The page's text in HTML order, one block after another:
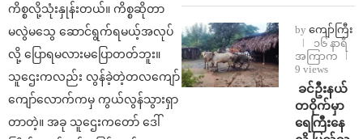
ကိစ္စလို့သုံးနှုန်းတယ်။ ကိစ္စဆိုတာ
မလွဲမသွေ ဆောင်ရွက်ရမယ့်အလုပ်
လို့ ပြောရမလားမပြောတတ်ဘူး။
သူဌေးကလည်း လွန်ခဲ့တဲ့တလကျော်
ကျော်လောက်ကမှ ကွယ်လွန်သွားရှာ
တာတဲ့။ အခု သူဌေးကတော် ဒေါ်
by ကျော်ကြီး
၁၆ နာရီ
အကြာက
9 views
⁩ ⁨ခင်ဦးနယ်
တဝိုက်မှာ
ရေကြီးနေ